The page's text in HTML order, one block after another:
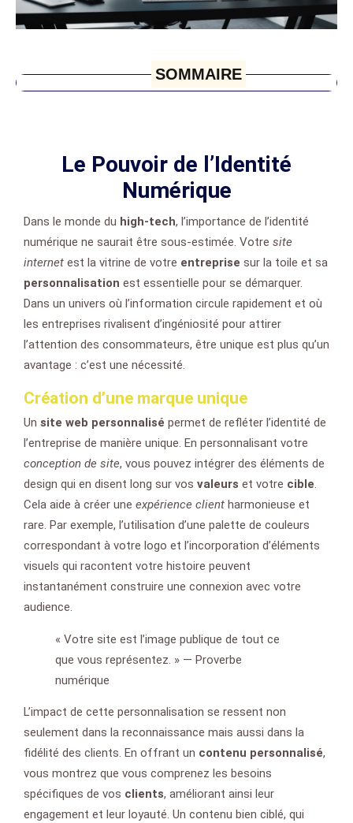
SOMMAIRE
Le Pouvoir de l’Identité
Numérique
Dans le monde du high-tech, l’importance de l’identité
numérique ne saurait être sous-estimée. Votre site
internet est la vitrine de votre entreprise sur la toile et sa
personnalisation est essentielle pour se démarquer.
Dans un univers où l’information circule rapidement et où
les entreprises rivalisent d’ingéniosité pour attirer
l’attention des consommateurs, être unique est plus qu’un
avantage : c’est une nécessité.
Création d’une marque unique
Un site web personnalisé permet de refléter l’identité de
l’entreprise de manière unique. En personnalisant votre
conception de site, vous pouvez intégrer des éléments de
design qui en disent long sur vos valeurs et votre cible.
Cela aide à créer une expérience client harmonieuse et
rare. Par exemple, l’utilisation d’une palette de couleurs
correspondant à votre logo et l’incorporation d’éléments
visuels qui racontent votre histoire peuvent
instantanément construire une connexion avec votre
audience.
« Votre site est l’image publique de tout ce
que vous représentez. » — Proverbe
numérique
L’impact de cette personnalisation se ressent non
seulement dans la reconnaissance mais aussi dans la
fidélité des clients. En offrant un contenu personnalisé,
vous montrez que vous comprenez les besoins
spécifiques de vos clients, améliorant ainsi leur
engagement et leur loyauté. Un contenu bien ciblé, qui